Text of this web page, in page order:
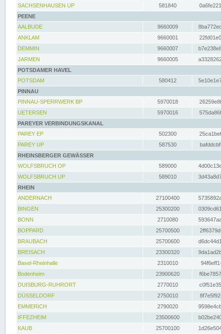
SACHSENHAUSEN UP
581840
PEENE
AALBUDE
9660009
ANKLAM
9660001
DEMMIN
9660007
JARMEN
9660005
POTSDAMER HAVEL
POTSDAM
580412
PINNAU
PINNAU-SPERRWERK BP
5970018
UETERSEN
5970016
PAREYER VERBINDUNGSKANAL
PAREY EP
502300
PAREY UP
587530
RHEINSBERGER GEWÄSSER
WOLFSBRUCH OP
589000
WOLFSBRUCH UP
589010
RHEIN
ANDERNACH
27100400
BINGEN
25300200
BONN
2710080
BOPPARD
25700500
BRAUBACH
25700600
BREISACH
23300320
Basel-Rheinhalle
2310010
Bodenheim
23900620
DUISBURG-RUHRORT
2770010
DÜSSELDORF
2750010
EMMERICH
2790020
IFFEZHEIM
23500600
KAUB
25700100